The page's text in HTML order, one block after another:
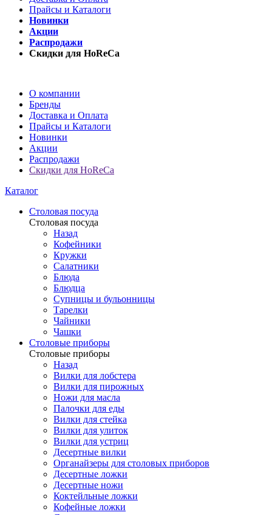
Прайсы и Каталоги
Новинки
Акции
Распродажи
Скидки для HoReCa
О компании
Бренды
Доставка и Оплата
Прайсы и Каталоги
Новинки
Акции
Распродажи
Скидки для HoReCa
Каталог
Столовая посуда
Столовая посуда
Назад
Кофейники
Кружки
Салатники
Блюда
Блюдца
Супницы и бульонницы
Тарелки
Чайники
Чашки
Cтоловые приборы
Cтоловые приборы
Назад
Вилки для лобстера
Вилки для пирожных
Ножи для масла
Палочки для еды
Вилки для стейка
Вилки для улиток
Вилки для устриц
Десертные вилки
Органайзеры для столовых приборов
Десертные ложки
Десертные ножи
Коктейльные ложки
Кофейные ложки